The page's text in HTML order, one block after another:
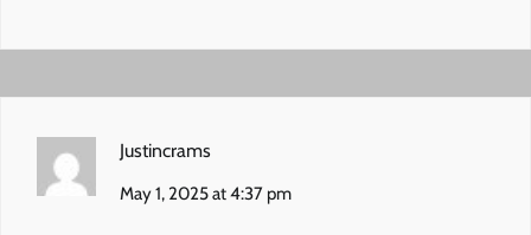
Justincrams
May 1, 2025 at 4:37 pm